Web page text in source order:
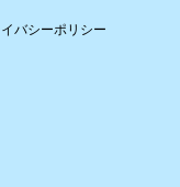
バシーポリシー